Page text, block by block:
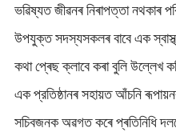
ভৱিষ্যত জীৱনৰ নিৰাপত্তা নথকাৰ
উপযুক্ত সদস্যসকলৰ বাবে এক স্বাস্থ্য
কথা প্ৰেছ ক্লাবে কৰা বুলি উল্লেখ
এক প্রতিষ্ঠানৰ সহায়ত আঁচনি
সচিবজনক অৱগত কৰে প্ৰতিনিধি